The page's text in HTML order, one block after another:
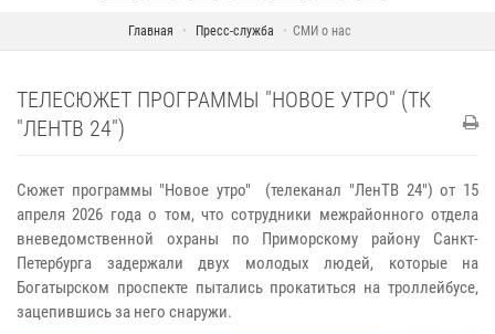
Главная Пресс-служба СМИ о нас
ТЕЛЕСЮЖЕТ ПРОГРАММЫ "НОВОЕ УТРО" (ТК
"ЛЕНТВ 24")
Сюжет программы "Новое утро" (телеканал "ЛенТВ 24") от 15
апреля 2026 года о том, что сотрудники межрайонного отдела
вневедомственной охраны по Приморскому району Санкт-
Петербурга задержали двух молодых людей, которые на
Богатырском проспекте пытались прокатиться на троллейбусе,
зацепившись за него снаружи.